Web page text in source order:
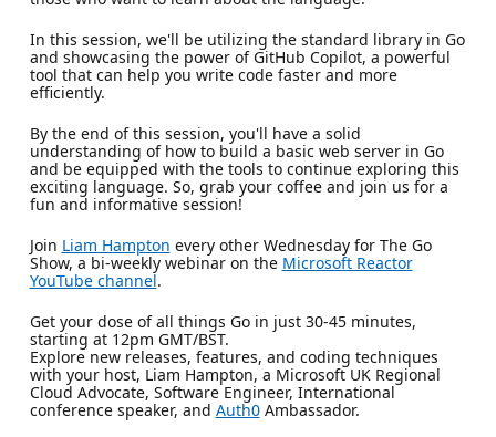
In this session, we'll be utilizing the standard library in Go
and showcasing the power of GitHub Copilot, a powerful
tool that can help you write code faster and more
efficiently.
By the end of this session, you'll have a solid
understanding of how to build a basic web server in Go
and be equipped with the tools to continue exploring this
exciting language. So, grab your coffee and join us for a
fun and informative session!
Join Liam Hampton every other Wednesday for The Go
Show, a bi-weekly webinar on the Microsoft Reactor
YouTube channel.
Get your dose of all things Go in just 30-45 minutes,
starting at 12pm GMT/BST.
Explore new releases, features, and coding techniques
with your host, Liam Hampton, a Microsoft UK Regional
Cloud Advocate, Software Engineer, International
conference speaker, and Auth0Ambassador.